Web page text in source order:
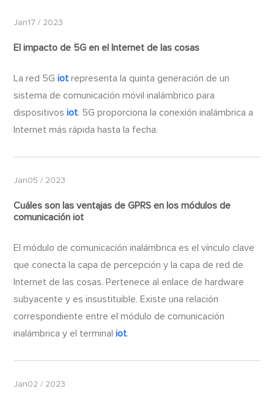
Jan17 / 2023
El impacto de 5G en el Internet de las cosas
La red 5Giot representa la quinta generación de un
sistema de comunicación móvil inalámbrico para
dispositivosiot. 5G proporciona la conexión inalámbrica a
Internet más rápida hasta la fecha.
Jan05 / 2023
Cuáles son las ventajas de GPRS en los módulos de
comunicacióniot
​El módulo de comunicación inalámbrica es el vínculo clave
que conecta la capa de percepción y la capa de red de
Internet de las cosas. Pertenece al enlace de hardware
subyacente y es insustituible. Existe una relación
correspondiente entre el módulo de comunicación
inalámbrica y el terminaliot.
Jan02 / 2023